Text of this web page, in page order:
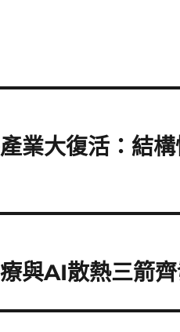
業大復活：結
與AI散熱三箭